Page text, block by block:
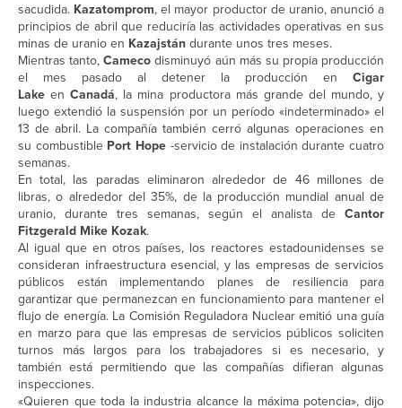
sacudida. Kazatomprom, el mayor productor de uranio, anunció a
principios de abril que reduciría las actividades operativas en sus
minas de uranio en Kazajstándurante unos tres meses.
Mientras tanto,Camecodisminuyó aún más su propia producción
el mes pasado al detener la producción en Cigar
Lake en Canadá, la mina productora más grande del mundo, y
luego extendió la suspensión por un período «indeterminado» el
13 de abril. La compañía también cerró algunas operaciones en
su combustible Port Hope-servicio de instalación durante cuatro
semanas.
En total, las paradas eliminaron alrededor de 46 millones de
libras, o alrededor del 35%, de la producción mundial anual de
uranio, durante tres semanas, según el analista de Cantor
Fitzgerald Mike Kozak.
Al igual que en otros países, los reactores estadounidenses se
consideran infraestructura esencial, y las empresas de servicios
públicos están implementando planes de resiliencia para
garantizar que permanezcan en funcionamiento para mantener el
flujo de energía. La Comisión Reguladora Nuclear emitió una guía
en marzo para que las empresas de servicios públicos soliciten
turnos más largos para los trabajadores si es necesario, y
también está permitiendo que las compañías difieran algunas
inspecciones.
«Quieren que toda la industria alcance la máxima potencia», dijo